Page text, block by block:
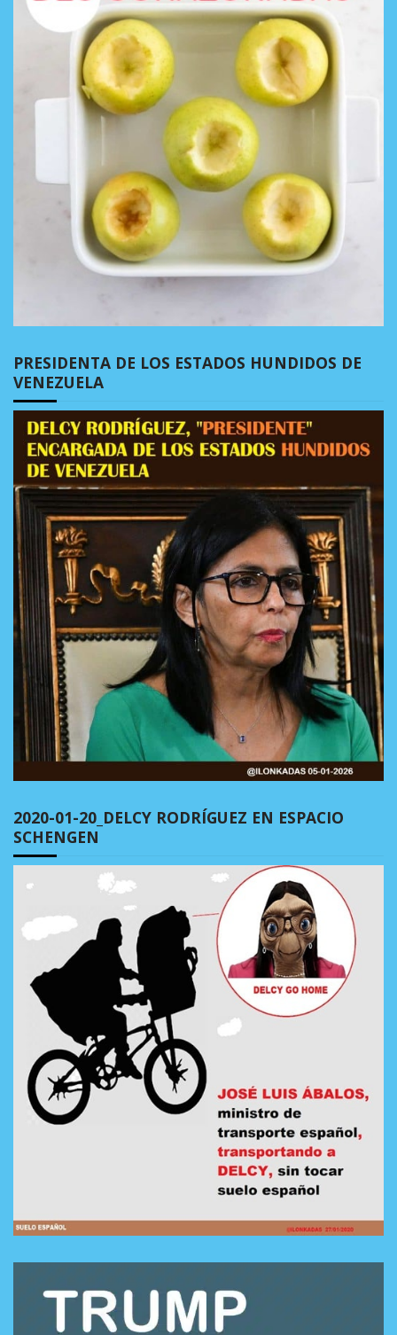
PRESIDENTA DE LOS ESTADOS HUNDIDOS DE
VENEZUELA
2020-01-20_DELCY RODRÍGUEZ EN ESPACIO
SCHENGEN